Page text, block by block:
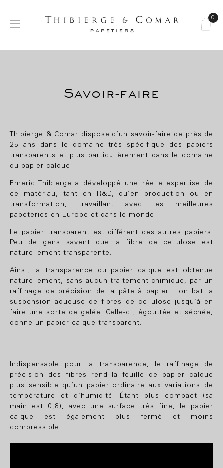
Basculer
☰
0
Savoir-faire
Thibierge & Comar dispose d’un savoir-faire de près de
25 ans dans le domaine très spécifique des papiers
transparents et plus particulièrement dans le domaine
du papier calque.
Emeric Thibierge a développé une réelle expertise de
ce matériau, tant en R&D, qu’en production ou en
transformation, travaillant avec les meilleures
papeteries en Europe et dans le monde.
Le papier transparent est différent des autres papiers.
Peu de gens savent que la fibre de cellulose est
naturellement transparente.
Ainsi, la transparence du papier calque est obtenue
naturellement, sans aucun traitement chimique, par un
raffinage de précision de la pâte à papier : on bat la
suspension aqueuse de fibres de cellulose jusqu’à en
faire une sorte de gelée. Celle-ci, égouttée et séchée,
donne un papier calque transparent.
Indispensable pour la transparence, le raffinage de
précision des fibres rend la feuille de papier calque
plus sensible qu’un papier ordinaire aux variations de
température et d’humidité. Étant plus compact (sa
main est 0,8), avec une surface très fine, le papier
calque est également plus fermé et moins
compressible.